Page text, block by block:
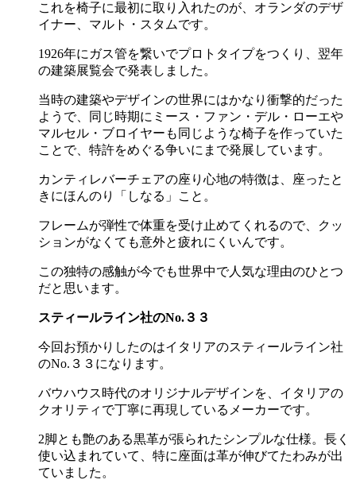
これを椅子に最初に取り入れたのが、オランダのデザ
イナー、マルト・スタムです。
1926年にガス管を繋いでプロトタイプをつくり、翌年
の建築展覧会で発表しました。
当時の建築やデザインの世界にはかなり衝撃的だった
ようで、同じ時期にミース・ファン・デル・ローエや
マルセル・ブロイヤーも同じような椅子を作っていた
ことで、特許をめぐる争いにまで発展しています。
カンティレバーチェアの座り心地の特徴は、座ったと
きにほんのり「しなる」こと。
フレームが弾性で体重を受け止めてくれるので、クッ
ションがなくても意外と疲れにくいんです。
この独特の感触が今でも世界中で人気な理由のひとつ
だと思います。
スティールライン社のNo.３３
今回お預かりしたのはイタリアのスティールライン社
のNo.３３ になります。
バウハウス時代のオリジナルデザインを、イタリアの
クオリティで丁寧に再現しているメーカーです。
2脚とも艶のある黒革が張られたシンプルな仕様。長く
使い込まれていて、特に座面は革が伸びてたわみが出
ていました。